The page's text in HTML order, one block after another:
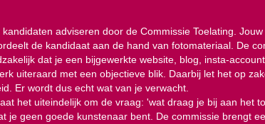
adviseren door de Commissie Toelating.
de kandidaat aan de hand van fotomateriaal. De
dat je een bijgewerkte website, blog, insta-
uiteraard met een objectieve blik. Daarbij let het op
Er wordt dus echt wat van je verwacht.
het uiteindelijk om de vraag: 'wat draag je bij aan het
je geen goede kunstenaar bent. De commissie brengt